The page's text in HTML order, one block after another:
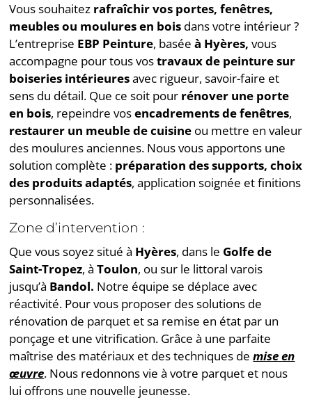
Vous souhaitez rafraîchir vos portes, fenêtres,
meubles ou moulures en bois dans votre intérieur ?
L’entreprise EBP Peinture, baséeà Hyères, vous
accompagne pour tous vostravaux de peinture sur
boiseries intérieuresavec rigueur, savoir-faire et
sens du détail. Que ce soit pour rénover une porte
en bois, repeindre vosencadrements de fenêtres,
restaurer un meuble de cuisine ou mettre en valeur
des moulures anciennes. Nous vous apportons une
solution complète : préparation des supports, choix
des produits adaptés, application soignée et finitions
personnalisées.
Zone d’intervention :
Que vous soyez situé à Hyères, dans le Golfe de
Saint-Tropez, àToulon, ou sur le littoral varois
jusqu’à Bandol. Notre équipe se déplace avec
réactivité. Pour vous proposer des solutions de
rénovation de parquet et sa remise en état par un
ponçage et une vitrification. Grâce à une parfaite
maîtrise des matériaux et des techniques demise en
œuvre. Nous redonnons vie à votre parquet et nous
lui offrons une nouvelle jeunesse.